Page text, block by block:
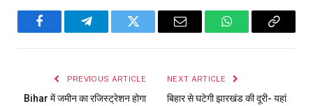
FacebookTelegramTwitter Email WhatsAppCopy
PREVIOUS ARTICLE
Bihar में जमीन का रजिस्ट्रेशन होगा
NEXT ARTICLE
बिहार से घटेगी झारखंड की दूरी- यहां